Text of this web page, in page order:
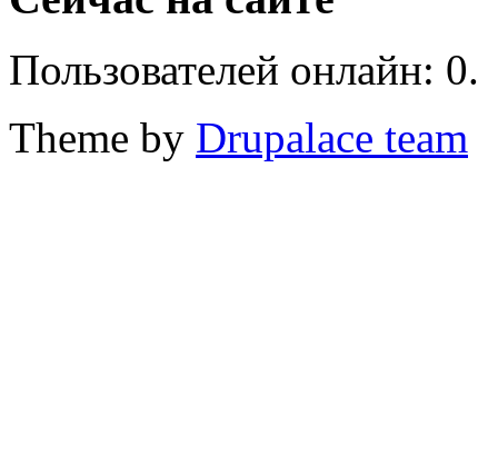
Пользователей онлайн: 0.
Theme by Drupalace team